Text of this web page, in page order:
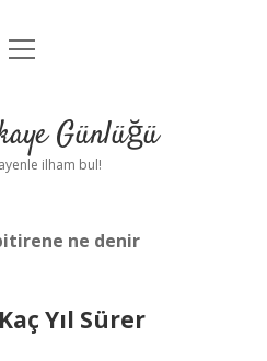
Uyarı
menüyü
Günlüğü
ilham bul!
ne denir
Yıl Sürer